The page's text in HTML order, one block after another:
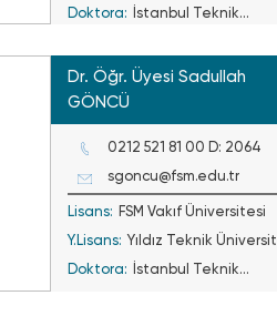
Doktora: İstanbul Teknik
Dr. Öğr. Üyesi Sadullah
GÖNCÜ
0212 521 81 00 D: 2064
sgoncu@fsm.edu.tr
Lisans: FSM Vakıf Üniversitesi
Y.Lisans: Yıldız Teknik
Doktora: İstanbul Teknik